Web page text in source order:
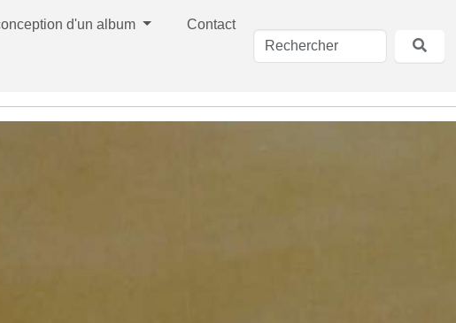
d'un album Contact